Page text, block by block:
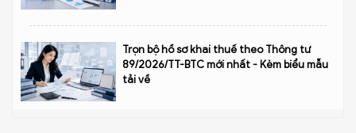
Trọn bộ hồ sơ khai thuế theo Thông tư
89/2026/TT-BTC mới nhất - Kèm biểu mẫu
tải về